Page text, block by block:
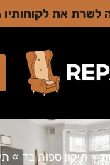
לשרת את
»תיקון ספות בד »